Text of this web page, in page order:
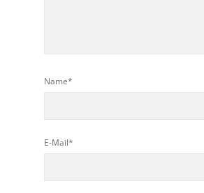
Name*
E-Mail*